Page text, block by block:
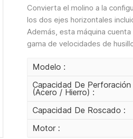
Convierta el molino a la
los dos ejes horizontales
Además, esta máquina
gama de velocidades de
Modelo :
Capacidad De Perforación
(acero / Hierro) :
Capacidad De Roscado :
Motor :